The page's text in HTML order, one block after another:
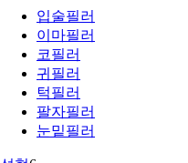
입술필러
이마필러
코필러
귀필러
턱필러
팔자필러
눈밑필러